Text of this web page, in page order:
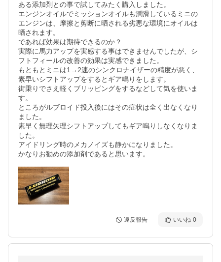
ある添加剤との事で試してみたく購入しました。
エンジンオイルでミッションオイルも潤滑しているミニの
エンジンは、摩擦と剪断に晒される劣悪な環境にオイルは
晒されます。
であれば効果は期待できるのか？
実際に馬力アップを実感する事はできませんでしたが、シ
フトフィールの改善の効果は実感できました。
もともとミニは1→2速のシンクロナイザーの精度が悪く、
素早いシフトアップをするとギア鳴りをします。
街乗りでさえ軽くブリッピングをするなどして気を使いま
す。
ところがルブロイド投入後にはその症状は全く出なくなり
ました。
素早く無理矢理シフトアップしてもギア鳴りしなくなりま
した。
アイドリング時のメカノイズも静かになりました。
かなりお勧めの添加剤であると思います。
違反報告 いいね 0